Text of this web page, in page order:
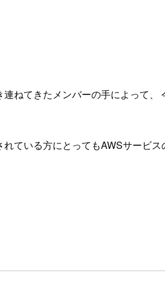
ねてきたメンバーの手によって
ている方にとってもAWSサービ